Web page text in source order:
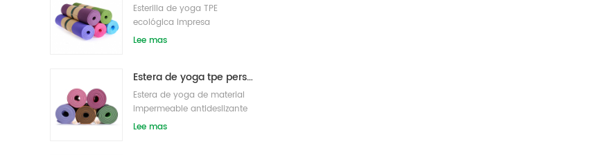
Esterilla de yoga TPE
ecológica impresa
personalizada
Lee mas
Estera de yoga tpe personalizada de alta calidad de gran oferta de china
Estera de yoga de material
impermeable antideslizante
tpe respetuosa con el medio
Lee mas